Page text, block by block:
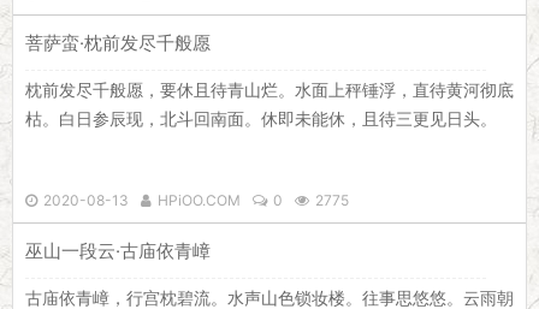
菩萨蛮·枕前发尽千般愿
枕前发尽千般愿，要休且待青山烂。水面上秤锤浮，直待黄河彻底
枯。白日参辰现，北斗回南面。休即未能休，且待三更见日头。
2020-08-13 HPiOO.COM 0 2775
巫山一段云·古庙依青嶂
古庙依青嶂，行宫枕碧流。水声山色锁妆楼。往事思悠悠。云雨朝